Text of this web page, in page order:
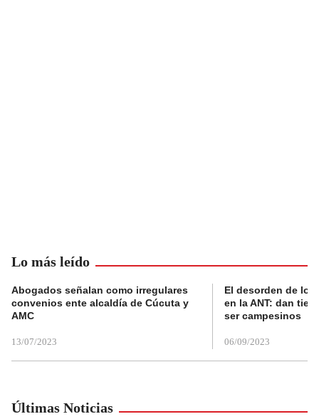
Lo más leído
Abogados señalan como irregulares
convenios ente alcaldía de Cúcuta y
AMC
13/07/2023
El desorden de
en la ANT: dan
ser campesinos
06/09/2023
Últimas Noticias